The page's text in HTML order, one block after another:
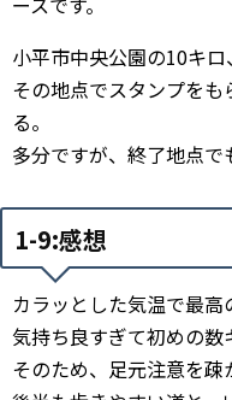
小平市中央公園の10キロ
その地点でスタンプを
る。
多分ですが、終了地点で
1-9:感想
カラッとした気温で最高
気持ち良すぎて初めの数
そのため、足元注意を疎